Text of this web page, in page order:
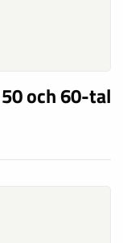
och 60-tal